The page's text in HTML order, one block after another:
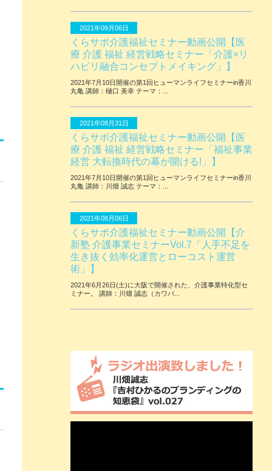
2021年09月06日
くらサポ介護福祉セミナー動画公開【医
療 介護 福祉 経営戦略セミナー「介護×リ
ハビリ融合コンセプトメイキング」】
2021年7月10日開催の第1回ヒューマンライフセミナーin香川
丸亀 講師：樋口 美幸 テーマ：...
2021年08月31日
くらサポ介護福祉セミナー動画公開【医
療 介護 福祉 経営戦略セミナー「福祉事業
経営 大転換時代の幕が開ける!」】
2021年7月10日開催の第1回ヒューマンライフセミナーin香川
丸亀 講師：川畑 誠志 テーマ：...
2021年08月06日
くらサポ介護福祉セミナー動画公開【介
新塾 介護事業セミナーVol.7「人手不足を
生き抜く効率化運営とローコスト運営
術」】
2021年6月26日(土)に大阪で開催された、介護事業特化型セ
ミナー。 講師：川畑 誠志（カワバ...